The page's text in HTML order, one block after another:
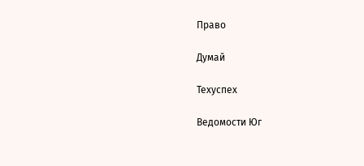
Право
Думай
Техуспех
Ведомости Юг